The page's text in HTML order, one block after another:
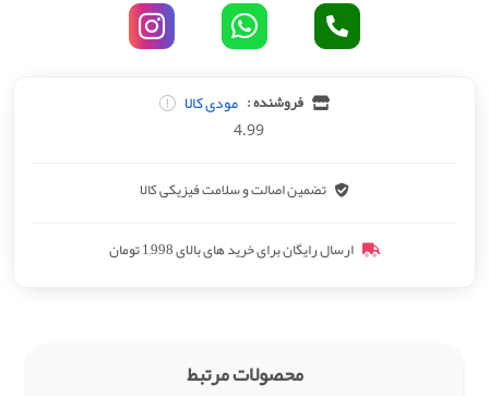
فروشنده : مودی کالا
4.99
تضمین اصالت و سلامت فیزیکی کالا
ارسال رایگان برای خرید های بالای 1,998 تومان
محصولات مرتبط